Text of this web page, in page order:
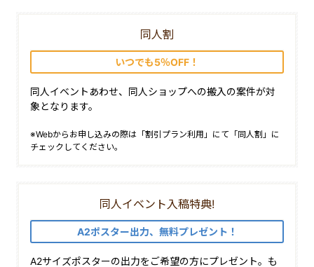
同人割
いつでも5％OFF！
同人イベントあわせ、同人ショップへの搬入の案件が対
象となります。
※Webからお申し込みの際は「割引プラン利用」にて「同人割」に
チェックしてください。
同人イベント入稿特典!
A2ポスター出力、無料プレゼント！
A2サイズポスターの出力をご希望の方にプレゼント。も